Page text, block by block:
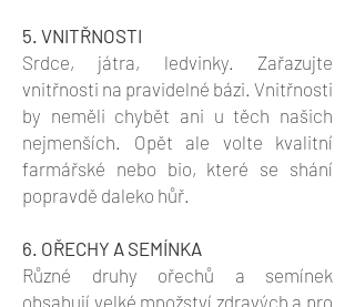
5. VNITŘNOSTI
Srdce, játra, ledvinky. Zařazujte
vnitřnosti na pravidelné bázi. Vnitřnosti
by neměli chybět ani u těch našich
nejmenších. Opět ale volte kvalitní
farmářské nebo bio, které se shání
popravdě daleko hůř.
6. OŘECHY A SEMÍNKA
Různé druhy ořechů a semínek
obsahují velké množství zdravých a pro